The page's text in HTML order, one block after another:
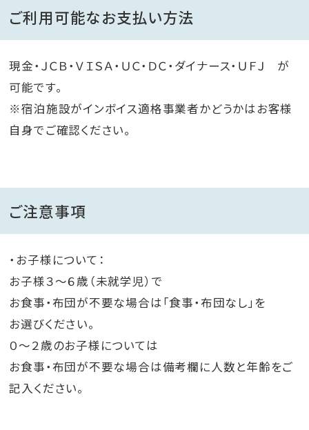
ご利用可能なお支払い方法
現金・ＪＣＢ・ＶＩＳＡ・ＵＣ・ＤＣ・ダイナース・ＵＦＪ が
可能です。
※宿泊施設がインボイス適格事業者かどうかはお客様
自身でご確認ください。
ご注意事項
・お子様について：
お子様３～６歳（未就学児）で
お食事・布団が不要な場合は「食事・布団なし」を
お選びください。
０～２歳のお子様については
お食事・布団が不要な場合は備考欄に人数と年齢をご
記入ください。